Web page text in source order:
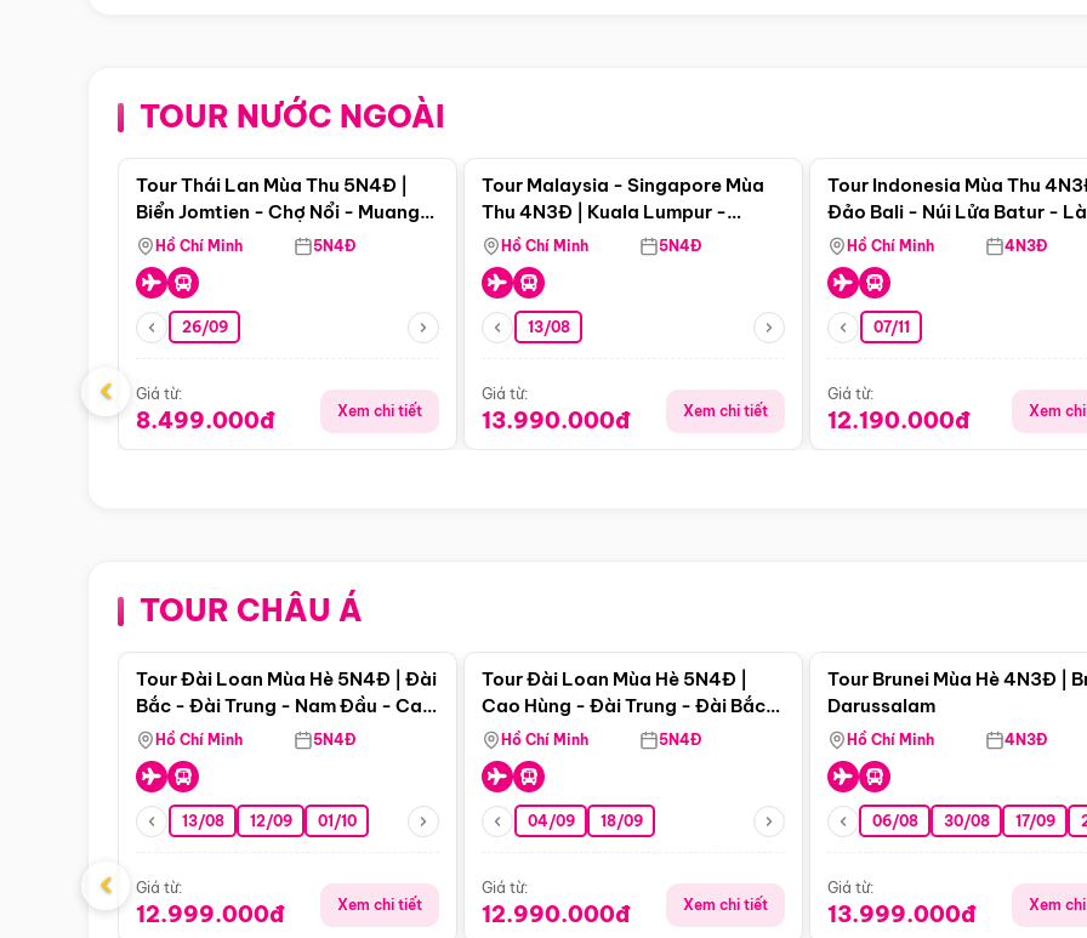
TOUR NƯỚC NGOÀI
Điểm nổi bật
Tour Thái Lan Mùa Thu 5N4Đ |
Biển Jomtien - Chợ Nổi - Muang
Boran - Suanthai
Hồ Chí Minh 5N4Đ
26/09
Giá từ:
8.499.000đ Xem chi tiết
Tour Malaysia - Singapore Mùa
Thu 4N3Đ | Kuala Lumpur -
Malacca - Johor Baru -
Singapore
Hồ Chí Minh 5N4Đ
13/08
Giá từ:
13.990.000đ Xem chi tiết
Tour Indonesia Mùa Thu
Đảo Bali - Núi Lửa Batur -
Penglipuran
Hồ Chí Minh 4N3Đ
07/11
Giá từ:
12.190.000đ Xem
‹
TOUR CHÂU ÁĐiểm nổi bật
Tour Đài Loan Mùa Hè 5N4Đ | Đài
Bắc - Đài Trung - Nam Đầu - Cao
Hùng ( Bay Vn)
Hồ Chí Minh 5N4Đ
13/08 12/09 01/10
Giá từ:
12.999.000đ Xem chi tiết
Tour Đài Loan Mùa Hè 5N4Đ |
Cao Hùng - Đài Trung - Đài Bắc
(Bay Vj)
Hồ Chí Minh 5N4Đ
04/09 18/09
Giá từ:
12.990.000đ Xem chi tiết
Tour Brunei Mùa Hè 4N3Đ |
Darussalam
Hồ Chí Minh 4N3Đ
06/08 30/08 17/09
Giá từ:
13.999.000đ Xem
‹